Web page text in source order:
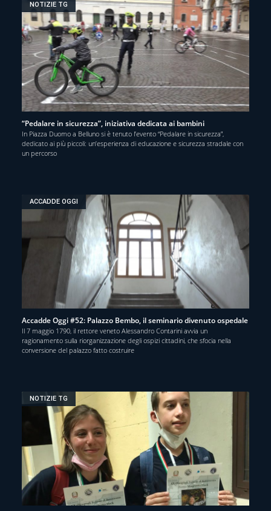
NOTIZIE TG
“Pedalare in sicurezza”, iniziativa dedicata ai bambini
In Piazza Duomo a Belluno si è tenuto l’evento “Pedalare in sicurezza”,
dedicato ai più piccoli: un’esperienza di educazione e sicurezza stradale con
un percorso
ACCADDE OGGI
Accadde Oggi #52: Palazzo Bembo, il seminario divenuto ospedale
Il 7 maggio 1790, il rettore veneto Alessandro Contarini avvia un
ragionamento sulla riorganizzazione degli ospizi cittadini, che sfocia nella
conversione del palazzo fatto costruire
NOTIZIE TG